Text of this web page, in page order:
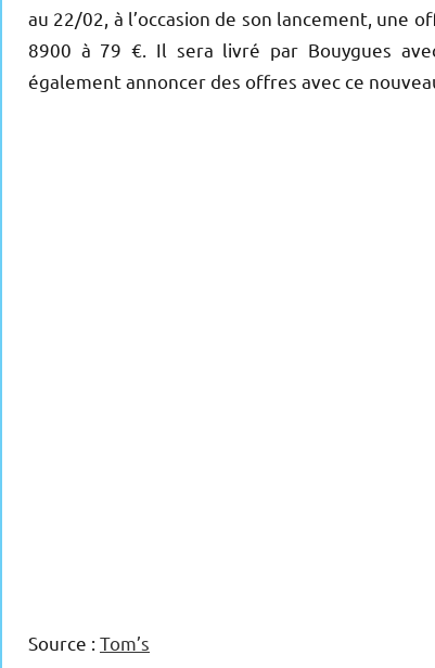
au 22/02, à l’occasion de son lancement, une
8900 à 79 €. Il sera livré par Bouygues
également annoncer des offres avec ce
Source : Tom’s